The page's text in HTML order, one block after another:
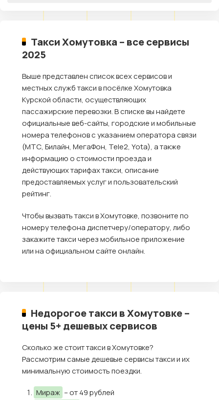
Такси Хомутовка – все сервисы
2025
Выше представлен список всех сервисов и
местных служб такси в посёлке Хомутовка
Курской области, осуществляющих
пассажирские перевозки. В списке вы найдете
официальные веб-сайты, городские и мобильные
номера телефонов с указанием оператора связи
(МТС, Билайн, МегаФон, Tele2, Yota), а также
информацию о стоимости проезда и
действующих тарифах такси, описание
предоставляемых услуг и пользовательский
рейтинг.
Чтобы вызвать такси в Хомутовке, позвоните по
номеру телефона диспетчеру/оператору, либо
закажите такси через мобильное приложение
или на официальном сайте онлайн.
Недорогое такси в Хомутовке –
цены 5+ дешевых сервисов
Сколько же стоит такси в Хомутовке?
Рассмотрим самые дешевые сервисы такси и их
минимальную стоимость поездки.
Мираж – от 49 рублей